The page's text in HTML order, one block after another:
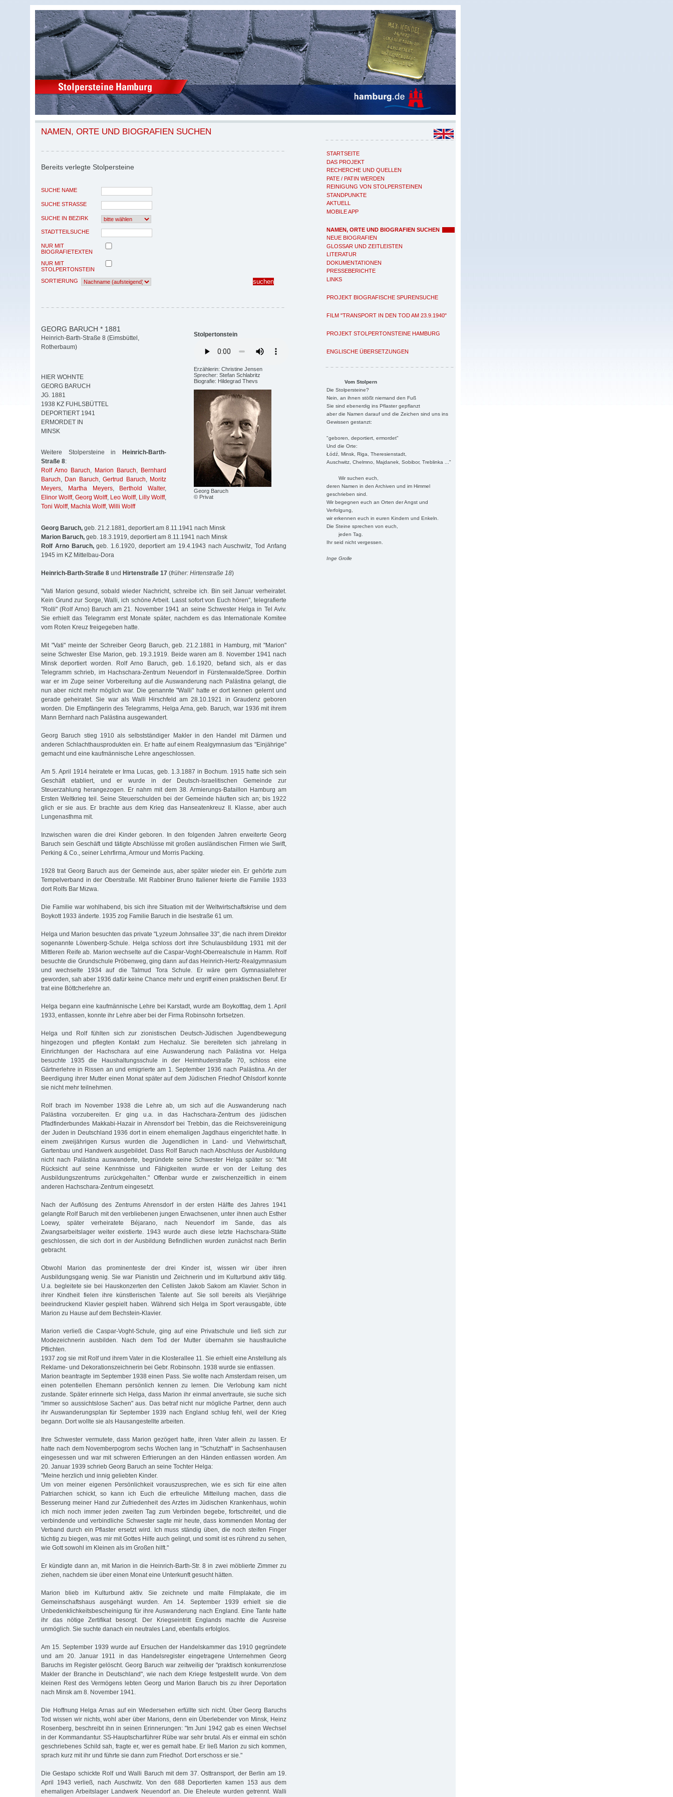
STARTSEITE
DAS PROJEKT
RECHERCHE UND QUELLEN
PATE / PATIN WERDEN
REINIGUNG VON STOLPERSTEINEN
STANDPUNKTE
AKTUELL
MOBILE APP
NAMEN, ORTE UND BIOGRAFIEN SUCHEN
NEUE BIOGRAFIEN
GLOSSAR UND ZEITLEISTEN
LITERATUR
DOKUMENTATIONEN
PRESSEBERICHTE
LINKS
PROJEKT BIOGRAFISCHE SPURENSUCHE
FILM "TRANSPORT IN DEN TOD AM 23.9.1940"
PROJEKT STOLPERTONSTEINE HAMBURG
ENGLISCHE ÜBERSETZUNGEN
Vom Stolpern
Die Stolpersteine?
Nein, an ihnen stößt niemand den Fuß
Sie sind ebenerdig ins Pflaster gepflanzt
aber die Namen darauf und die Zeichen sind uns ins
Gewissen gestanzt:
"geboren, deportiert, ermordet"
Und die Orte:
Łódź, Minsk, Riga, Theresienstadt,
Auschwitz, Chelmno, Majdanek, Sobibor, Treblinka ..."
Wir suchen euch,
deren Namen in den Archiven und im Himmel
geschrieben sind.
Wir begegnen euch an Orten der Angst und
Verfolgung,
wir erkennen euch in euren Kindern und Enkeln.
Die Steine sprechen von euch,
jeden Tag.
Ihr seid nicht vergessen.
Inge Grolle
NAMEN, ORTE UND BIOGRAFIEN SUCHEN
Bereits verlegte Stolpersteine
SUCHE NAME
SUCHE STRASSE
SUCHE IN BEZIRK
STADTTEILSUCHE
NUR MIT
BIOGRAFIETEXTEN
NUR MIT
STOLPERTONSTEIN
SORTIERUNG
Stolpertonstein
Erzählerin: Christine Jensen
Sprecher: Stefan Schlabritz
Biografie: Hildegrad Thevs
Georg Baruch
© Privat
GEORG BARUCH * 1881
Heinrich-Barth-Straße 8 (Eimsbüttel,
Rotherbaum)
HIER WOHNTE
GEORG BARUCH
JG. 1881
1938 KZ FUHLSBÜTTEL
DEPORTIERT 1941
ERMORDET IN
MINSK
Weitere Stolpersteine in
Heinrich-Barth-
Straße 8:
Rolf Arno Baruch, Marion Baruch, Bernhard
Baruch, Dan Baruch,Gertrud Baruch, Moritz
Meyers, Martha Meyers, Berthold Walter,
Elinor Wolff, Georg Wolff, Leo Wolff, Lilly Wolff,
Toni Wolff, Machla Wolff, Willi Wolff
Georg Baruch, geb. 21.2.1881, deportiert am 8.11.1941 nach Minsk
Marion Baruch, geb. 18.3.1919, deportiert am 8.11.1941 nach Minsk
Rolf Arno Baruch,geb. 1.6.1920, deportiert am 19.4.1943 nach Auschwitz, Tod Anfang
1945 im KZ Mittelbau-Dora
Heinrich-Barth-Straße 8 und Hirtenstraße 17 (früher: Hirtenstraße 18)
"Vati Marion gesund, sobald wieder Nachricht, schreibe ich. Bin seit Januar verheiratet.
Kein Grund zur Sorge, Walli, ich schöne Arbeit. Lasst sofort von Euch hören", telegrafierte
"Rolli" (Rolf Arno) Baruch am 21. November 1941 an seine Schwester Helga in Tel Aviv.
Sie erhielt das Telegramm erst Monate später, nachdem es das Internationale Komitee
vom Roten Kreuz freigegeben hatte.
Mit "Vati" meinte der Schreiber Georg Baruch, geb. 21.2.1881 in Hamburg, mit "Marion"
seine Schwester Else Marion, geb. 19.3.1919. Beide waren am 8. November 1941 nach
Minsk deportiert worden. Rolf Arno Baruch, geb. 1.6.1920, befand sich, als er das
Telegramm schrieb, im Hachschara-Zentrum Neuendorf in Fürstenwalde/Spree. Dorthin
war er im Zuge seiner Vorbereitung auf die Auswanderung nach Palästina gelangt, die
nun aber nicht mehr möglich war. Die genannte "Walli" hatte er dort kennen gelernt und
gerade geheiratet. Sie war als Walli Hirschfeld am 28.10.1921 in Graudenz geboren
worden. Die Empfängerin des Telegramms, Helga Arna, geb. Baruch, war 1936 mit ihrem
Mann Bernhard nach Palästina ausgewandert.
Georg Baruch stieg 1910 als selbstständiger Makler in den Handel mit Därmen und
anderen Schlachthausprodukten ein. Er hatte auf einem Realgymnasium das "Einjährige"
gemacht und eine kaufmännische Lehre angeschlossen.
Am 5. April 1914 heiratete er Irma Lucas, geb. 1.3.1887 in Bochum. 1915 hatte sich sein
Geschäft etabliert, und er wurde in der Deutsch-Israelitischen Gemeinde zur
Steuerzahlung herangezogen. Er nahm mit dem 38. Armierungs-Bataillon Hamburg am
Ersten Weltkrieg teil. Seine Steuerschulden bei der Gemeinde häuften sich an; bis 1922
glich er sie aus. Er brachte aus dem Krieg das Hanseatenkreuz II. Klasse, aber auch
Lungenasthma mit.
Inzwischen waren die drei Kinder geboren. In den folgenden Jahren erweiterte Georg
Baruch sein Geschäft und tätigte Abschlüsse mit großen ausländischen Firmen wie Swift,
Perking & Co., seiner Lehrfirma, Armour und Morris Packing.
1928 trat Georg Baruch aus der Gemeinde aus, aber später wieder ein. Er gehörte zum
Tempelverband in der Oberstraße. Mit Rabbiner Bruno Italiener feierte die Familie 1933
dort Rolfs Bar Mizwa.
Die Familie war wohlhabend, bis sich ihre Situation mit der Weltwirtschaftskrise und dem
Boykott 1933 änderte. 1935 zog Familie Baruch in die Isestraße 61 um.
Helga und Marion besuchten das private "Lyzeum Johnsallee 33", die nach ihrem Direktor
sogenannte Löwenberg-Schule. Helga schloss dort ihre Schulausbildung 1931 mit der
Mittleren Reife ab. Marion wechselte auf die Caspar-Voght-Oberrealschule in Hamm. Rolf
besuchte die Grundschule Pröbenweg, ging dann auf das Heinrich-Hertz-Realgymnasium
und wechselte 1934 auf die Talmud Tora Schule. Er wäre gern Gymnasiallehrer
geworden, sah aber 1936 dafür keine Chance mehr und ergriff einen praktischen Beruf. Er
trat eine Böttcherlehre an.
Helga begann eine kaufmännische Lehre bei Karstadt, wurde am Boykotttag, dem 1. April
1933, entlassen, konnte ihr Lehre aber bei der Firma Robinsohn fortsetzen.
Helga und Rolf fühlten sich zur zionistischen Deutsch-Jüdischen Jugendbewegung
hingezogen und pflegten Kontakt zum Hechaluz. Sie bereiteten sich jahrelang in
Einrichtungen der Hachschara auf eine Auswanderung nach Palästina vor. Helga
besuchte 1935 die Haushaltungsschule in der Heimhuderstraße 70, schloss eine
Gärtnerlehre in Rissen an und emigrierte am 1. September 1936 nach Palästina. An der
Beerdigung ihrer Mutter einen Monat später auf dem Jüdischen Friedhof Ohlsdorf konnte
sie nicht mehr teilnehmen.
Rolf brach im November 1938 die Lehre ab, um sich auf die Auswanderung nach
Palästina vorzubereiten. Er ging u.a. in das Hachschara-Zentrum des jüdischen
Pfadfinderbundes Makkabi-Hazair in Ahrensdorf bei Trebbin, das die Reichsvereinigung
der Juden in Deutschland 1936 dort in einem ehemaligen Jagdhaus eingerichtet hatte. In
einem zweijährigen Kursus wurden die Jugendlichen in Land- und Viehwirtschaft,
Gartenbau und Handwerk ausgebildet. Dass Rolf Baruch nach Abschluss der Ausbildung
nicht nach Palästina auswanderte, begründete seine Schwester Helga später so: "Mit
Rücksicht auf seine Kenntnisse und Fähigkeiten wurde er von der Leitung des
Ausbildungszentrums zurückgehalten." Offenbar wurde er zwischenzeitlich in einem
anderen Hachschara-Zentrum eingesetzt.
Nach der Auflösung des Zentrums Ahrensdorf in der ersten Hälfte des Jahres 1941
gelangte Rolf Baruch mit den verbliebenen jungen Erwachsenen, unter ihnen auch Esther
Loewy, später verheiratete Béjarano, nach Neuendorf im Sande, das als
Zwangsarbeitslager weiter existierte. 1943 wurde auch diese letzte Hachschara-Stätte
geschlossen, die sich dort in der Ausbildung Befindlichen wurden zunächst nach Berlin
gebracht.
Obwohl Marion das prominenteste der drei Kinder ist, wissen wir über ihren
Ausbildungsgang wenig. Sie war Pianistin und Zeichnerin und im Kulturbund aktiv tätig.
U.a. begleitete sie bei Hauskonzerten den Cellisten Jakob Sakom am Klavier. Schon in
ihrer Kindheit fielen ihre künstlerischen Talente auf. Sie soll bereits als Vierjährige
beeindruckend Klavier gespielt haben. Während sich Helga im Sport verausgabte, übte
Marion zu Hause auf dem Bechstein-Klavier.
Marion verließ die Caspar-Voght-Schule, ging auf eine Privatschule und ließ sich zur
Modezeichnerin ausbilden. Nach dem Tod der Mutter übernahm sie hausfrauliche
Pflichten.
1937 zog sie mit Rolf und ihrem Vater in die Klosterallee 11. Sie erhielt eine Anstellung als
Reklame- und Dekorationszeichnerin bei Gebr. Robinsohn. 1938 wurde sie entlassen.
Marion beantragte im September 1938 einen Pass. Sie wollte nach Amsterdam reisen, um
einen potentiellen Ehemann persönlich kennen zu lernen. Die Verlobung kam nicht
zustande. Später erinnerte sich Helga, dass Marion ihr einmal anvertraute, sie suche sich
"immer so aussichtslose Sachen" aus. Das betraf nicht nur mögliche Partner, denn auch
ihr Auswanderungsplan für September 1939 nach England schlug fehl, weil der Krieg
begann. Dort wollte sie als Hausangestellte arbeiten.
Ihre Schwester vermutete, dass Marion gezögert hatte, ihren Vater allein zu lassen. Er
hatte nach dem Novemberpogrom sechs Wochen lang in "Schutzhaft" in Sachsenhausen
eingesessen und war mit schweren Erfrierungen an den Händen entlassen worden. Am
20. Januar 1939 schrieb Georg Baruch an seine Tochter Helga:
"Meine herzlich und innig geliebten Kinder.
Um von meiner eigenen Persönlichkeit vorauszusprechen, wie es sich für eine alten
Patriarchen schickt, so kann ich Euch die erfreuliche Mitteilung machen, dass die
Besserung meiner Hand zur Zufriedenheit des Arztes im Jüdischen Krankenhaus, wohin
ich mich noch immer jeden zweiten Tag zum Verbinden begebe, fortschreitet, und die
verbindende und verbindliche Schwester sagte mir heute, dass kommenden Montag der
Verband durch ein Pflaster ersetzt wird. Ich muss ständig üben, die noch steifen Finger
tüchtig zu biegen, was mir mit Gottes Hilfe auch gelingt, und somit ist es rührend zu sehen,
wie Gott sowohl im Kleinen als im Großen hilft."
Er kündigte dann an, mit Marion in die Heinrich-Barth-Str. 8 in zwei möblierte Zimmer zu
ziehen, nachdem sie über einen Monat eine Unterkunft gesucht hätten.
Marion blieb im Kulturbund aktiv. Sie zeichnete und malte Filmplakate, die im
Gemeinschaftshaus ausgehängt wurden. Am 14. September 1939 erhielt sie die
Unbedenklichkeitsbescheinigung für ihre Auswanderung nach England. Eine Tante hatte
ihr das nötige Zertifikat besorgt. Der Kriegseintritt Englands machte die Ausreise
unmöglich. Sie suchte danach ein neutrales Land, ebenfalls erfolglos.
Am 15. September 1939 wurde auf Ersuchen der Handelskammer das 1910 gegründete
und am 20. Januar 1911 in das Handelsregister eingetragene Unternehmen Georg
Baruchs im Register gelöscht. Georg Baruch war zeitweilig der "praktisch konkurrenzlose
Makler der Branche in Deutschland", wie nach dem Kriege festgestellt wurde. Von dem
kleinen Rest des Vermögens lebten Georg und Marion Baruch bis zu ihrer Deportation
nach Minsk am 8. November 1941.
Die Hoffnung Helga Arnas auf ein Wiedersehen erfüllte sich nicht. Über Georg Baruchs
Tod wissen wir nichts, wohl aber über Marions, denn ein Überlebender von Minsk, Heinz
Rosenberg, beschreibt ihn in seinen Erinnerungen: "Im Juni 1942 gab es einen Wechsel
in der Kommandantur. SS-Hauptscharführer Rübe war sehr brutal. Als er einmal ein schön
geschriebenes Schild sah, fragte er, wer es gemalt habe. Er ließ Marion zu sich kommen,
sprach kurz mit ihr und führte sie dann zum Friedhof. Dort erschoss er sie."
Die Gestapo schickte Rolf und Walli Baruch mit dem 37. Osttransport, der Berlin am 19.
April 1943 verließ, nach Auschwitz. Von den 688 Deportierten kamen 153 aus dem
ehemaligen Arbeitslager Landwerk Neuendorf an. Die Eheleute wurden getrennt. Walli